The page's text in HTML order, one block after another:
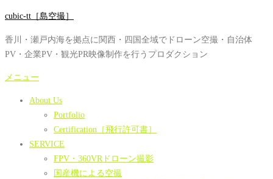
コ
テ
ン
ツ
cubic-tt［島空撮］
香川・瀬戸内海を拠点に関西・四国全域でドローン空撮・自治体
PV・企業PV・観光PR映像制作を行うプロダクション
メニュー
About Us
Portfolio
Certification［飛行許可書］
SERVICE
FPV・360VRドローン撮影
国産機による空撮